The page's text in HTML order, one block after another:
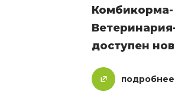
Комбикорма-
доступен
подробнее